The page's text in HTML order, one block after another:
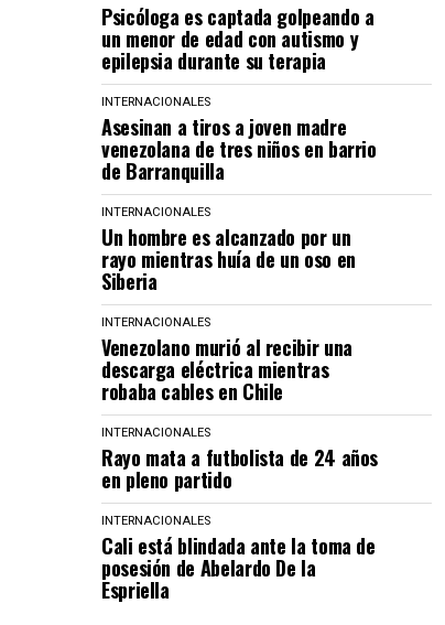
Psicóloga es captada golpeando a
un menor de edad con autismo y
epilepsia durante su terapia
INTERNACIONALES
Asesinan a tiros a joven madre
venezolana de tres niños en barrio
de Barranquilla
INTERNACIONALES
Un hombre es alcanzado por un
rayo mientras huía de un oso en
Siberia
INTERNACIONALES
Venezolano murió al recibir una
descarga eléctrica mientras
robaba cables en Chile
INTERNACIONALES
Rayo mata a futbolista de 24 años
en pleno partido
INTERNACIONALES
Cali está blindada ante la toma de
posesión de Abelardo De la
Espriella